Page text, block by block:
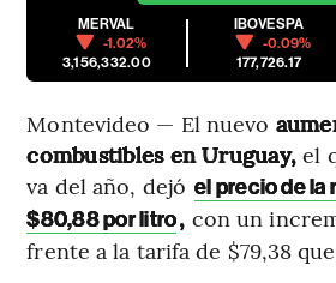
MERVAL
-1.02%
3,156,332.00
IBOVESPA
-0.09%
177,726.17
Montevideo — El nuevo
combustibles en Uruguay, el
va del año, dejó el precio de la
$80,88 por litro, con un
frente a la tarifa de $79,38